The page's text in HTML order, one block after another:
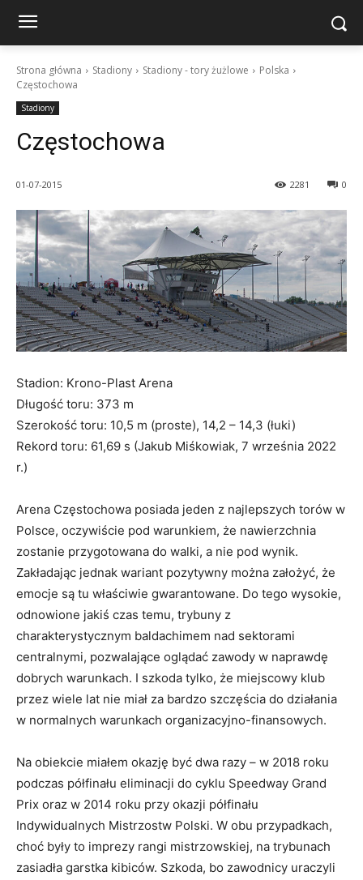
Strona główna Stadiony Stadiony - tory żużlowe
Polska
Częstochowa
Stadiony
Częstochowa
01-07-2015 0
2281
Stadion: Krono-Plast Arena
Długość toru: 373 m
Szerokość toru: 10,5 m (proste), 14,2 – 14,3 (łuki)
Rekord toru: 61,69 s (Jakub Miśkowiak, 7 września 2022
r.)
Arena Częstochowa posiada jeden z najlepszych torów w
Polsce, oczywiście pod warunkiem, że nawierzchnia
zostanie przygotowana do walki, a nie pod wynik.
Zakładając jednak wariant pozytywny można założyć, że
emocje są tu właściwie gwarantowane. Do tego wysokie,
odnowione jakiś czas temu, trybuny z
charakterystycznym baldachimem nad sektorami
centralnymi, pozwalające oglądać zawody w naprawdę
dobrych warunkach. I szkoda tylko, że miejscowy klub
przez wiele lat nie miał za bardzo szczęścia do działania
w normalnych warunkach organizacyjno-finansowych.
Na obiekcie miałem okazję być dwa razy – w 2018 roku
podczas półfinału eliminacji do cyklu Speedway Grand
Prix oraz w 2014 roku przy okazji półfinału
Indywidualnych Mistrzostw Polski. W obu przypadkach,
choć były to imprezy rangi mistrzowskiej, na trybunach
zasiadła garstka kibiców. Szkoda, bo zawodnicy uraczyli